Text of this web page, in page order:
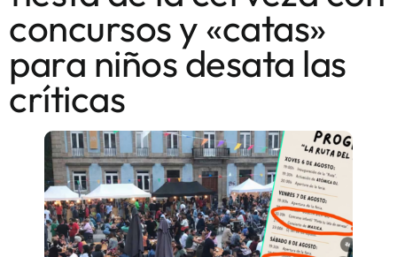
concursos y «catas»
para niños desata las
críticas